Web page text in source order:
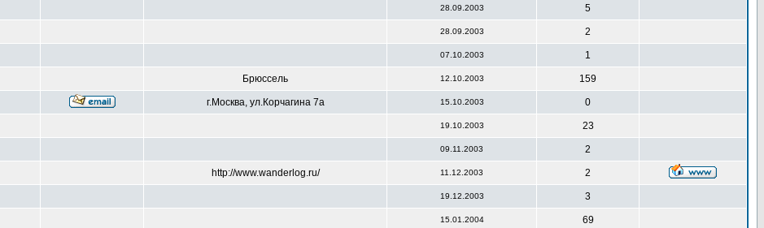
28.09.2003 5
28.09.2003 2
07.10.2003 1
Брюссель 12.10.2003 159
г.Москва, ул.Корчагина 7а 15.10.2003 0
19.10.2003 23
09.11.2003 2
http://www.wanderlog.ru/ 11.12.2003 2
19.12.2003 3
15.01.2004 69